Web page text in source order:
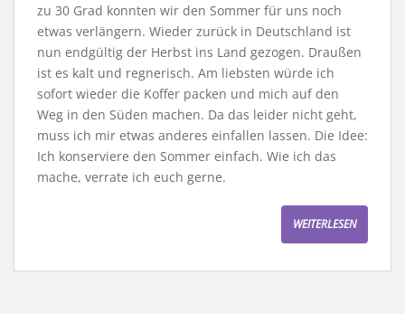
zu 30 Grad konnten wir den Sommer für uns noch
etwas verlängern. Wieder zurück in Deutschland ist
nun endgültig der Herbst ins Land gezogen. Draußen
ist es kalt und regnerisch. Am liebsten würde ich
sofort wieder die Koffer packen und mich auf den
Weg in den Süden machen. Da das leider nicht geht,
muss ich mir etwas anderes einfallen lassen. Die Idee:
Ich konserviere den Sommer einfach. Wie ich das
mache, verrate ich euch gerne.
WEITERLESEN